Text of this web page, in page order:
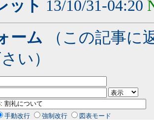
ット 13/10/31-04:20
ーム （この記事に
い）
手動改行 強制改行 図表モード